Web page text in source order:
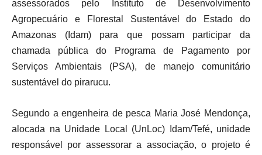
assessorados pelo Instituto de Desenvolvimento
Agropecuário e Florestal Sustentável do Estado do
Amazonas (Idam) para que possam participar da
chamada pública do Programa de Pagamento por
Serviços Ambientais (PSA), de manejo comunitário
sustentável do pirarucu.
Segundo a engenheira de pesca Maria José Mendonça,
alocada na Unidade Local (UnLoc) Idam/Tefé, unidade
responsável por assessorar a associação, o projeto é